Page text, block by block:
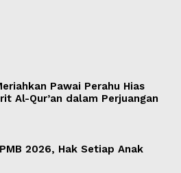
Pawai Perahu Hias
Al-Qur’an dalam Perjuangan
2026, Hak Setiap Anak